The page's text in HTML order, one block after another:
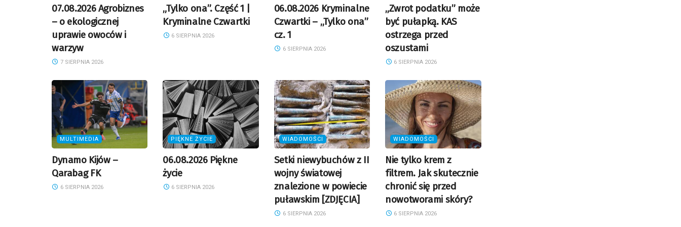
07.08.2026 Agrobiznes
– o ekologicznej
uprawie owoców i
warzyw
7 SIERPNIA 2026
„Tylko ona”. Część 1 |
Kryminalne Czwartki
6 SIERPNIA 2026
06.08.2026 Kryminalne
Czwartki – „Tylko ona”
cz. 1
6 SIERPNIA 2026
„Zwrot podatku” może
być pułapką. KAS
ostrzega przed
oszustami
6 SIERPNIA 2026
MULTIMEDIA
Dynamo Kijów –
Qarabag FK
6 SIERPNIA 2026
PIĘKNE ŻYCIE
06.08.2026 Piękne
życie
6 SIERPNIA 2026
WIADOMOŚCI
Setki niewybuchów z II
wojny światowej
znalezione w powiecie
puławskim [ZDJĘCIA]
6 SIERPNIA 2026
WIADOMOŚCI
Nie tylko krem z
filtrem. Jak skutecznie
chronić się przed
nowotworami skóry?
6 SIERPNIA 2026